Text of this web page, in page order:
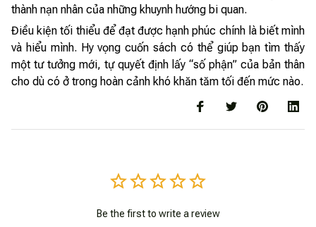
thành nạn nhân của những khuynh hướng bi quan.
Điều kiện tối thiểu để đạt được hạnh phúc chính là biết mình
và hiểu mình. Hy vọng cuốn sách có thể giúp bạn tìm thấy
một tư tưởng mới, tự quyết định lấy “số phận” của bản thân
cho dù có ở trong hoàn cảnh khó khăn tăm tối đến mức nào.
Be the first to write a review